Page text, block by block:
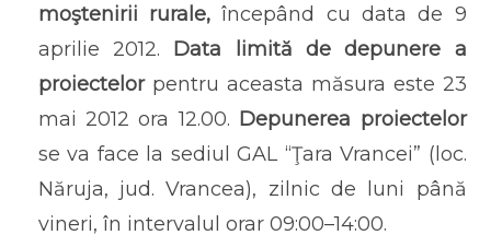
moştenirii rurale,începând cu data de 9
aprilie 2012. Data limită de depunere a
proiectelorpentru aceasta măsura este 23
mai 2012 ora 12.00. Depunerea proiectelor
se va face la sediul GAL “Ţara Vrancei” (loc.
Năruja, jud. Vrancea), zilnic de luni până
vineri, în intervalul orar 09:00–14:00.